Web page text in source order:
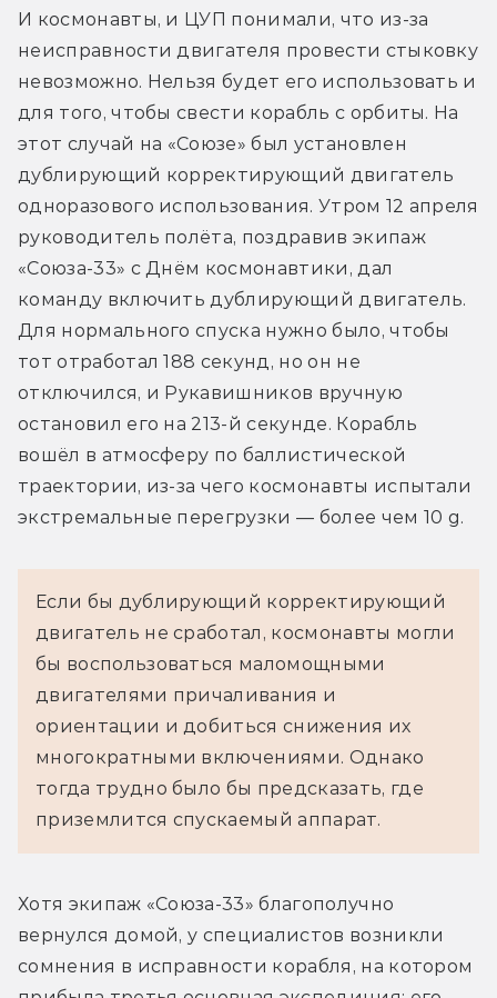
И космонавты, и ЦУП понимали, что из-за
неисправности двигателя провести стыковку
невозможно. Нельзя будет его использовать и
для того, чтобы свести корабль с орбиты. На
этот случай на «Союзе» был установлен
дублирующий корректирующий двигатель
одноразового использования. Утром 12 апреля
руководитель полёта, поздравив экипаж
«Союза-33» с Днём космонавтики, дал
команду включить дублирующий двигатель.
Для нормального спуска нужно было, чтобы
тот отработал 188 секунд, но он не
отключился, и Рукавишников вручную
остановил его на 213-й секунде. Корабль
вошёл в атмосферу по баллистической
траектории, из-за чего космонавты испытали
экстремальные перегрузки — более чем 10 g.
Если бы дублирующий корректирующий
двигатель не сработал, космонавты могли
бы воспользоваться маломощными
двигателями причаливания и
ориентации и добиться снижения их
многократными включениями. Однако
тогда трудно было бы предсказать, где
приземлится спускаемый аппарат.
Хотя экипаж «Союза-33» благополучно
вернулся домой, у специалистов возникли
сомнения в исправности корабля, на котором